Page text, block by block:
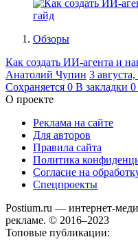
Обзоры
Как создать ИИ-агента и
Анатолий Чупин 3
Сохраняется 0 В закладки 0
О проекте
Реклама на сайте
Для авторов
Правила сайта
Политика
Согласие на
Спецпроекты
Postium.ru — интернет-
рекламе. © 2016–2023
Топовые публикации: